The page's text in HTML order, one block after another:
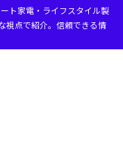
ト家電・ライフスタイル製
視点で紹介。信頼できる情